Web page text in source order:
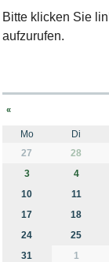
Bitte klicken Sie
aufzurufen.
«
month-8
Mo Di
27
28
3
4
10
11
17
18
24
25
31
1